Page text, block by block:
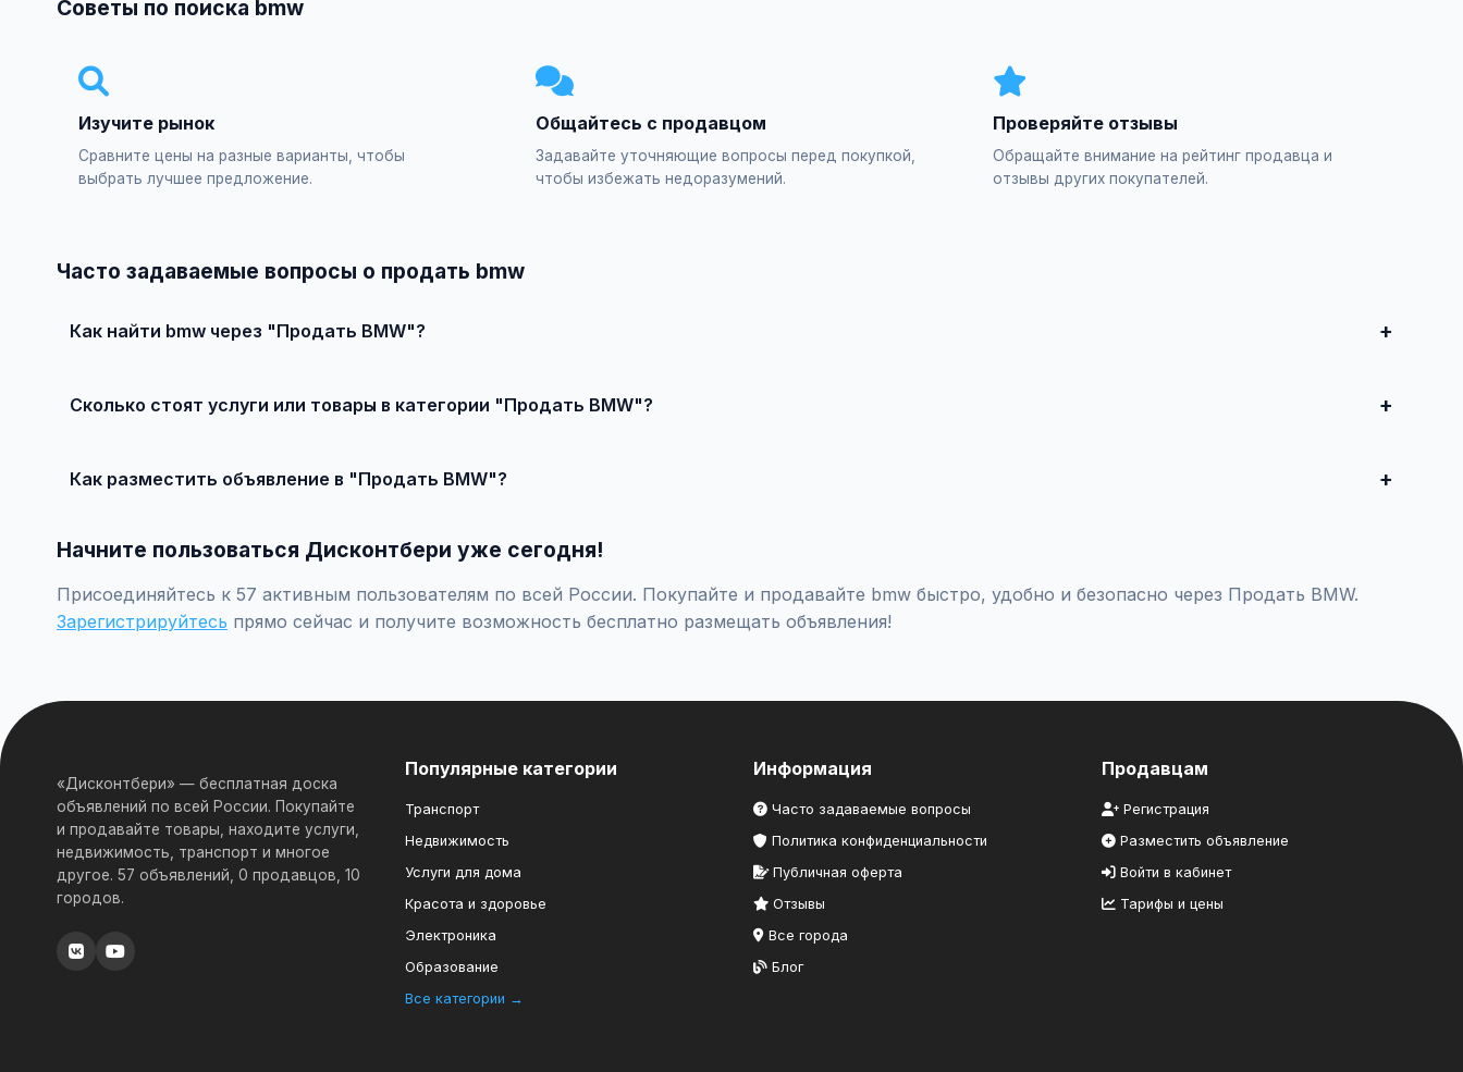
Советы по поиска bmw
Изучите рынок
Сравните цены на разные варианты, чтобы
выбрать лучшее предложение.
Общайтесь с продавцом
Задавайте уточняющие вопросы перед покупкой,
чтобы избежать недоразумений.
Проверяйте отзывы
Обращайте внимание на рейтинг продавца и
отзывы других покупателей.
Часто задаваемые вопросы о продать bmw
Как найти bmw через "Продать BMW"?
Сколько стоят услуги или товары в категории "Продать BMW"?
Как разместить объявление в "Продать BMW"?
Начните пользоваться Дисконтбери уже сегодня!
Присоединяйтесь к 57 активным пользователям по всей России. Покупайте и продавайте bmw быстро, удобно и безопасно через Продать BMW.
Зарегистрируйтесь прямо сейчас и получите возможность бесплатно размещать объявления!
«Дисконтбери» — бесплатная доска
объявлений по всей России. Покупайте
и продавайте товары, находите услуги,
недвижимость, транспорт и многое
другое. 57 объявлений, 0 продавцов, 10
городов.
Популярные категории
Транспорт
Недвижимость
Услуги для дома
Красота и здоровье
Электроника
Образование
Все категории →
Информация
Часто задаваемые вопросы
Политика конфиденциальности
Публичная оферта
Отзывы
Все города
Блог
Продавцам
Регистрация
Разместить объявление
Войти в кабинет
Тарифы и цены